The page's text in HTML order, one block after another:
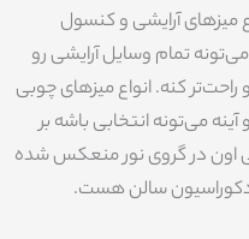
میزهای آرایشی و کنسول
تمام وسایل آرایشی رو
کنه. انواع میزهای چوبی
می‌تونه انتخابی باشه بر
اون در گروی نور منعکس شده
دکوراسیون سالن هست.